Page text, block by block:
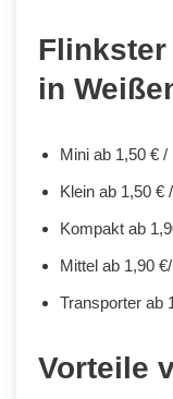
Flinkster
in
Mini ab 1,50 € /
Klein ab 1,50 €
Kompakt ab
Mittel ab 1,90
Transporter ab
Vorteile